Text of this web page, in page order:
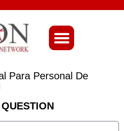
Para Personal De